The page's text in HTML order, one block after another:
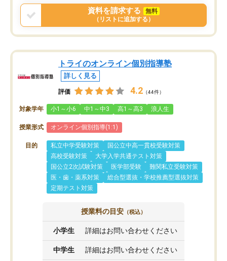
戻せ、授業内容や講師の方は良かった
と思います。
資料を請求する
無料
（リストに追加する）
トライのオンライン個別指導塾
詳しく見る
評価 4.2 （44件）
対象学年 小1～小6 中1～中3 高1～高3 浪人生
授業形式 オンライン個別指導(1:1)
目的 私立中学受験対策
国公立中高一貫校受験対策
高校受験対策
大学入学共通テスト対策
国公立2次試験対策
医学部受験
難関私立受験対策
医・歯・薬系対策
総合型選抜・学校推薦型選抜対策
定期テスト対策
授業料の目安 （税込）
小学生 詳細はお問い合わせください
中学生 詳細はお問い合わせください